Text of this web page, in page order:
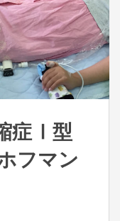
症Ⅰ型
フマン